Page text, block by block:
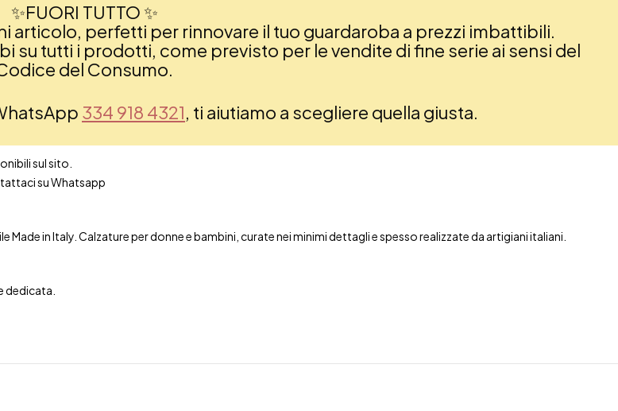
✨FUORI TUTTO ✨
perfetti per rinnovare il tuo guardaroba a prezzi imbattibili.
su tutti i prodotti, come previsto per le vendite di fine serie ai sensi del
del Consumo.
334 918 4321, ti aiutiamo a scegliere quella giusta.
sul sito.
su Whatsapp
in Italy. Calzature per donne e bambini, curate nei minimi dettagli e spesso realizzate da artigiani italiani.
dedicata.